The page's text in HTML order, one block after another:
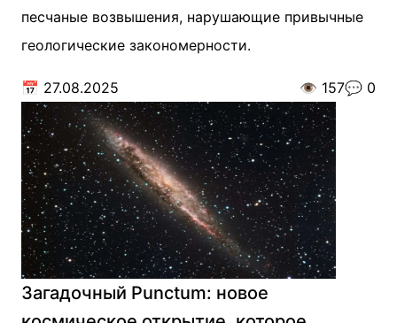
песчаные возвышения, нарушающие привычные
геологические закономерности.
📅 27.08.2025 👁️ 157💬 0
Загадочный Punctum: новое